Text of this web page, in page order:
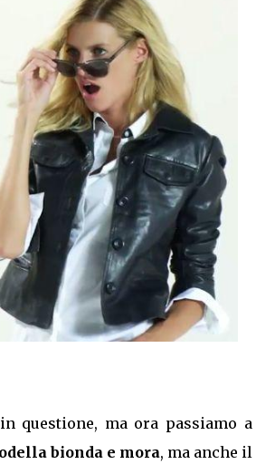
questione, ma ora passiamo a
bionda e mora, ma anche il